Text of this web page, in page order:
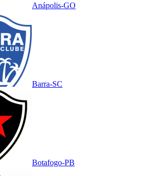
Anápolis-GO
Barra-SC
Botafogo-PB